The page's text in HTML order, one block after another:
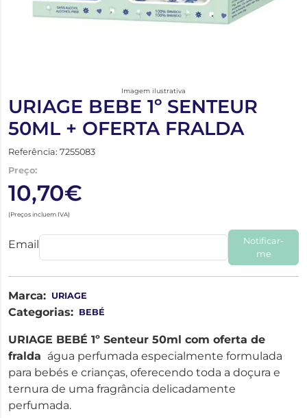
Imagem ilustrativa
URIAGE BEBE 1º SENTEUR
50ML + OFERTA FRALDA
Referência: 7255083
Preço:
10,70€
(Preços incluem IVA)
Email
Notificar-
me
Marca: URIAGE
Categorias: BEBÉ
URIAGE BEBÉ 1º Senteur 50ml com oferta de
fralda água perfumada especialmente formulada
para bebés e crianças, oferecendo toda a doçura e
ternura de uma fragrância delicadamente
perfumada.